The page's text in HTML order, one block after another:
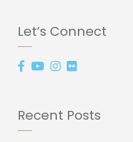
Let’s Connect
Recent Posts